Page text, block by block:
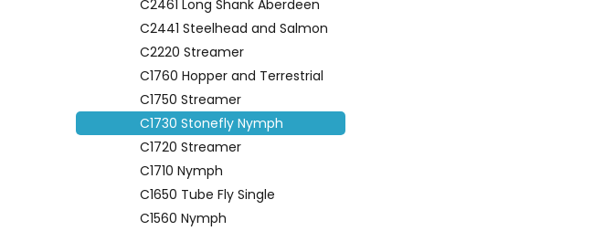
C2461 Long Shank Aberdeen
C2441 Steelhead and Salmon
C2220 Streamer
C1760 Hopper and Terrestrial
C1750 Streamer
C1730 Stonefly Nymph
C1720 Streamer
C1710 Nymph
C1650 Tube Fly Single
C1560 Nymph